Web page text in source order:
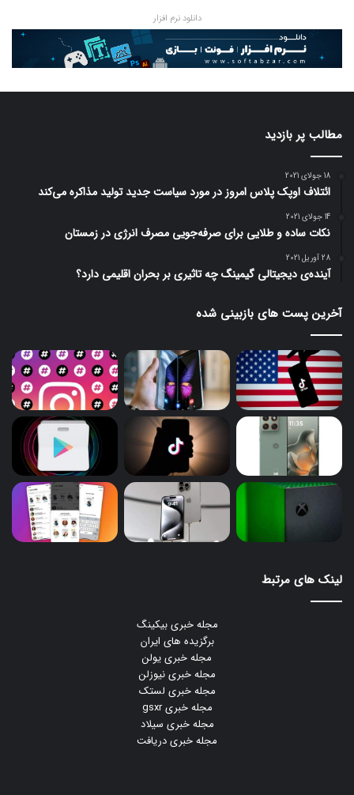
دانلود نرم افزار
مطالب پر بازدید
18 جولای 2021
ائتلاف اوپک پلاس امروز در مورد سیاست جدید تولید مذاکره می‌کند
14 جولای 2021
نکات ساده و طلایی برای صرفه‌جویی مصرف انرژی در زمستان
28 آوریل 2021
آینده‌ی دیجیتالی گیمینگ چه تاثیری بر بحران اقلیمی دارد؟
آخرین پست های بازبینی شده
لینک های مرتبط
مجله خبری بیکینگ
برگزیده های ایران
مجله خبری یولن
مجله خبری نیوزلن
مجله خبری لستک
مجله خبری gsxr
مجله خبری سیلاد
مجله خبری دریافت